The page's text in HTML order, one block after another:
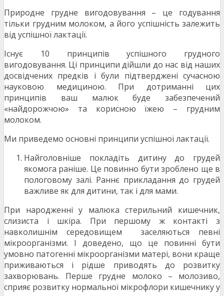
Природне грудне вигодовування – це годування
тільки грудним молоком, а його успішність залежить
від успішної лактації.
Існує 10 принципів успішного грудного
вигодовування. Ці принципи дійшли до нас від наших
досвідчених предків і були підтверджені сучасною
науковою медициною. При дотриманні цих
принципів ваш малюк буде забезпечений
«найдорожчою» та корисною їжею – грудним
молоком.
Ми приведемо основні принципи успішної лактації.
Найголовніше покладіть дитину до грудей
якомога раніше. Це повинно бути зроблено ще в
пологовому залі. Раннє прикладання до грудей
важливе як для дитини, так і для мами.
При народженні у малюка стерильний кишечник,
слизиста і шкіра. При першому ж контакті з
навколишнім середовищем заселяються певні
мікроорганізми. І доведено, що це повинні бути
умовно патогенні мікроорганізми матері, вони краще
приживаються і рідше приводять до розвитку
захворювань. Перше грудне молоко – молозиво,
сприяє розвитку нормальної мікрофлори кишечнику у